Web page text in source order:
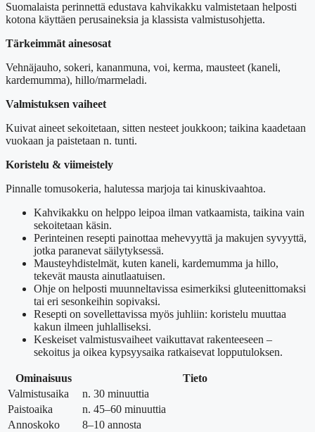
Suomalaista perinnettä edustava kahvikakku valmistetaan helposti
kotona käyttäen perusaineksia ja klassista valmistusohjetta.
Tärkeimmät ainesosat
Vehnäjauho, sokeri, kananmuna, voi, kerma, mausteet (kaneli,
kardemumma), hillo/marmeladi.
Valmistuksen vaiheet
Kuivat aineet sekoitetaan, sitten nesteet joukkoon; taikina kaadetaan
vuokaan ja paistetaan n. tunti.
Koristelu & viimeistely
Pinnalle tomusokeria, halutessa marjoja tai kinuskivaahtoa.
Kahvikakku on helppo leipoa ilman vatkaamista, taikina vain
sekoitetaan käsin.
Perinteinen resepti painottaa mehevyyttä ja makujen syvyyttä,
jotka paranevat säilytyksessä.
Mausteyhdistelmät, kuten kaneli, kardemumma ja hillo,
tekevät mausta ainutlaatuisen.
Ohje on helposti muunneltavissa esimerkiksi gluteenittomaksi
tai eri sesonkeihin sopivaksi.
Resepti on sovellettavissa myös juhliin: koristelu muuttaa
kakun ilmeen juhlalliseksi.
Keskeiset valmistusvaiheet vaikuttavat rakenteeseen –
sekoitus ja oikea kypsyysaika ratkaisevat lopputuloksen.
Ominaisuus
Tieto
Valmistusaika
n. 30 minuuttia
Paistoaika
n. 45–60 minuuttia
Annoskoko
8–10 annosta